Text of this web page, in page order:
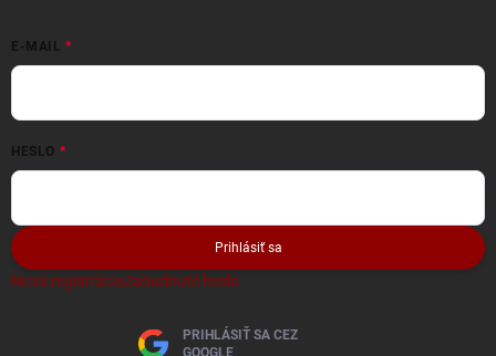
E-MAIL
HESLO
Prihlásiť sa
Nová registráciaZabudnuté heslo
PRIHLÁSIŤ SA CEZ
GOOGLE